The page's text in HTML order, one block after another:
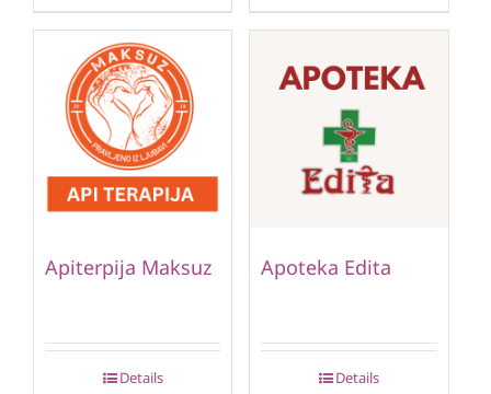
Apiterpija Maksuz
Details
Apoteka Edita
Details